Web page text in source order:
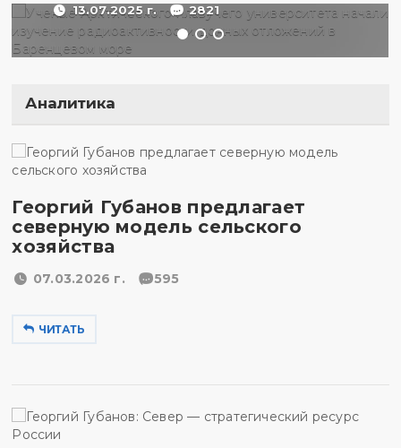
13.07.2025 г. 2821
Аналитика
Георгий Губанов предлагает
северную модель сельского
хозяйства
07.03.2026 г. 595
ЧИТАТЬ